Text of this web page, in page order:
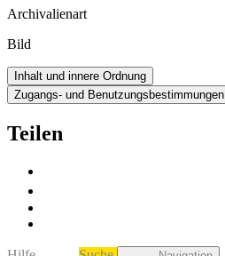
Archivalienart
Bild
Inhalt und innere Ordnung
Zugangs- und Benutzungsbestimmungen
Teilen